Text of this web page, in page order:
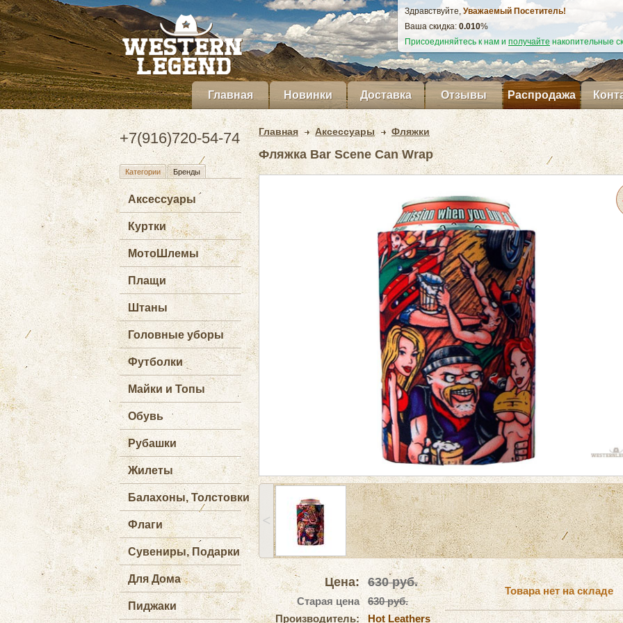
Здравствуйте, Уважаемый Посетитель!
Ваша скидка: 0.011%
Присоединяйтесь к нам и получайте накопительные
Главная Новинки Доставка Отзывы Распродажа
+7(916)720-54-74
Категории Бренды
Аксессуары
Куртки
МотоШлемы
Плащи
Штаны
Головные уборы
Футболки
Майки и Топы
Обувь
Рубашки
Жилеты
Балахоны, Толстовки
Флаги
Сувениры, Подарки
Для Дома
Пиджаки
Главная Аксессуары Фляжки
Фляжка Bar Scene Can Wrap
˂
Цена: 630руб.
Старая цена
630 руб.
Производитель:
Hot Leathers
Товара нет на складе